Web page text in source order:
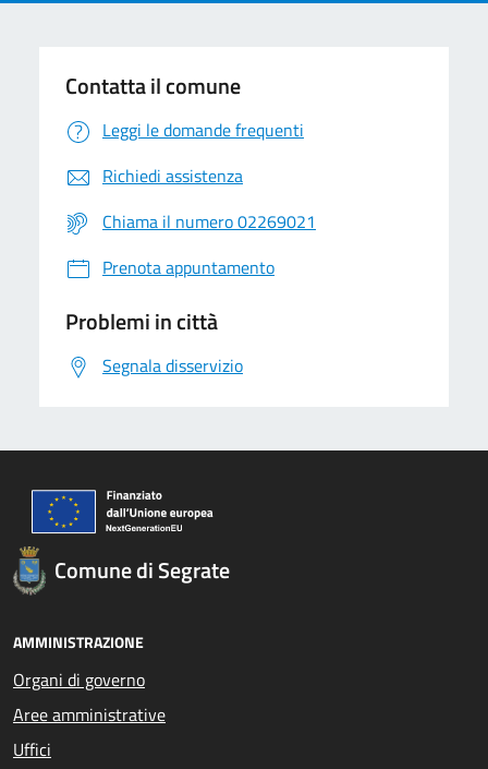
Contatta il comune
Leggi le domande frequenti
Richiedi assistenza
Chiama il numero 02269021
Prenota appuntamento
Problemi in città
Segnala disservizio
Comune di Segrate
AMMINISTRAZIONE
Organi di governo
Aree amministrative
Uffici